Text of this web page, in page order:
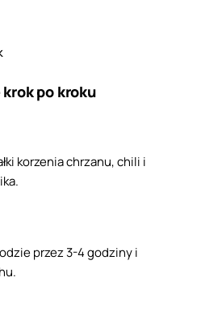
po kroku
korzenia chrzanu, chili i
przez 3-4 godziny i